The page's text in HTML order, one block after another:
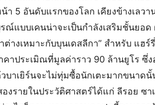
น้า 5 อันดับแรกของโลก เคียงข้างเลว
ณ์แบบเคนน่าจะเป็นกำลังเสริมชั้นยอด
ต่างเหมาะกับบุนเดสลีกา” สำหรับ แฮ
คาประเมิณที่มูลค่าราว 90 ล้านยูโร ซึ่
บาเยิร์นจะไม่ทุ่มซื้อนักเตะมากขนาด
องรายในประวัติศาสตร์ได้แก่ ลีรอย ซ